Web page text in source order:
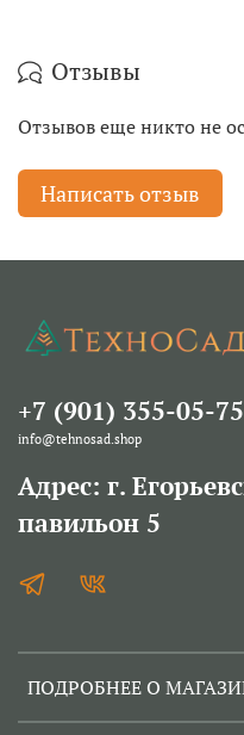
Отзывы
Отзывов еще никто не
Написать отзыв
ПОДРОБНЕЕ О
+7 (901) 355-05-75
info@tehnosad.shop
Адрес: г.
павильон 5